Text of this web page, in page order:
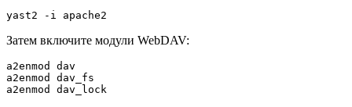
yast2 -i apache2
Затем включите модули WebDAV:
a2enmod dav
a2enmod dav_fs
a2enmod dav_lock